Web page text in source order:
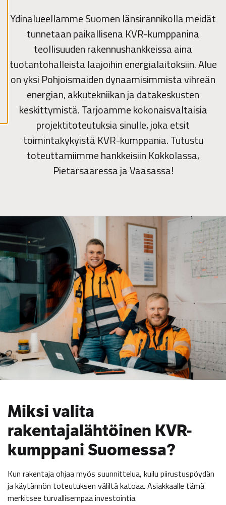
a
i
ä
s
t
e
Ydinalueellamme Suomen länsirannikolla meidät
tunnetaan paikallisena KVR-kumppanina
teollisuuden rakennushankkeissa aina
tuotantohalleista laajoihin energialaitoksiin. Alue
on yksi Pohjoismaiden dynaamisimmista vihreän
energian, akkutekniikan ja datakeskusten
keskittymistä. Tarjoamme kokonaisvaltaisia
projektitoteutuksia sinulle, joka etsit
toimintakykyistä KVR-kumppania. Tutustu
toteuttamiimme hankkeisiin Kokkolassa,
Pietarsaaressa ja Vaasassa!
Miksi valita
rakentajalähtöinen KVR-
kumppani Suomessa?
Kun rakentaja ohjaa myös suunnittelua, kuilu piirustuspöydän
ja käytännön toteutuksen väliltä katoaa. Asiakkaalle tämä
merkitsee turvallisempaa investointia.